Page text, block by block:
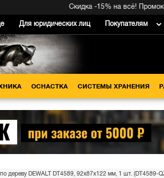
Скидка -15% на всё! Промокод
Для юридических лиц Покупателям
ОСНАСТКА СИСТЕМЫ ХРАНЕНИЯ
дереву DEWALT DT4589, 92x87x122 мм, 1 шт. (DT4589-